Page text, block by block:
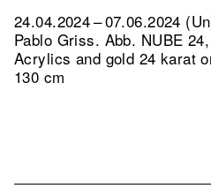
24.04.2024 – 07.06.2024
Pablo Griss. Abb. NUBE
Acrylics and gold 24 karat
130 cm